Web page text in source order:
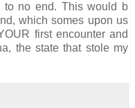
to no end. This would b
which somes upon us
first encounter and
the state that stole my